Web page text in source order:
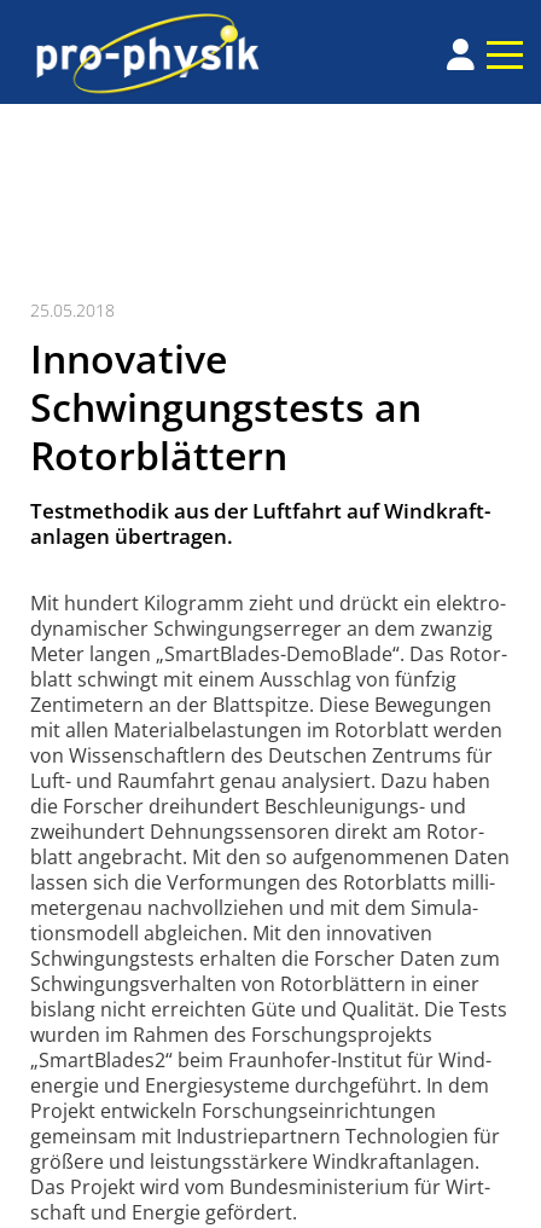
25.05.2018
Innovative
Schwingungstests an
Rotorblättern
Testmethodik aus der Luftfahrt auf Wind­kraft­
anlagen über­tragen.
Mit hundert Kilogramm zieht und drückt ein elektro­
dyna­mischer Schwin­gungs­erreger an dem zwanzig
Meter langen „SmartBlades-DemoBlade“. Das Rotor­
blatt schwingt mit einem Aus­schlag von fünfzig
Zenti­metern an der Blatt­spitze. Diese Bewegungen
mit allen Material­belas­tungen im Rotor­blatt werden
von Wissen­schaftlern des Deutschen Zentrums für
Luft- und Raum­fahrt genau analy­siert. Dazu haben
die Forscher drei­hundert Beschleu­ni­gungs- und
zwei­hundert Dehnungs­sensoren direkt am Rotor­
blatt ange­bracht. Mit den so auf­ge­nom­menen Daten
lassen sich die Ver­for­mungen des Rotor­blatts milli­
meter­genau nach­voll­ziehen und mit dem Simula­
tions­modell abgleichen. Mit den inno­va­tiven
Schwingungs­tests erhalten die Forscher Daten zum
Schwin­gungs­ver­halten von Rotor­blättern in einer
bis­lang nicht erreichten Güte und Qualität. Die Tests
wurden im Rahmen des Forschungs­projekts
„SmartBlades2“ beim Fraun­hofer-Institut für Wind­
energie und Energie­systeme durch­ge­führt. In dem
Projekt ent­wickeln Forschungs­ein­rich­tungen
gemein­sam mit Industrie­partnern Techno­logien für
größere und leistungs­stärkere Wind­kraft­anlagen.
Das Projekt wird vom Bundes­minis­terium für Wirt­
schaft und Energie gefördert.